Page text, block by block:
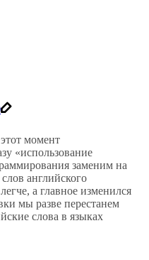
момент
«использование
заменим на
английского
а главное изменился
мы разве перестанем
слова в языках